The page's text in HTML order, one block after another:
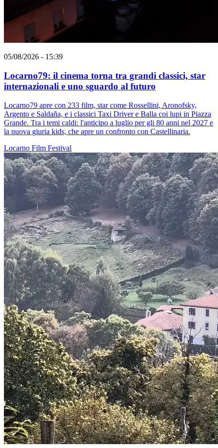
05/08/2026 - 15:39
Locarno79: il cinema torna tra grandi classici, star
internazionali e uno sguardo al futuro
Locarno79 apre con 233 film, star come Rossellini, Aronofsky,
Argento e Saldaña, e i classici Taxi Driver e Balla coi lupi in Piazza
Grande. Tra i temi caldi: l'anticipo a luglio per gli 80 anni nel 2027 e
la nuova giuria kids, che apre un confronto con Castellinaria.
Locarno Film Festival